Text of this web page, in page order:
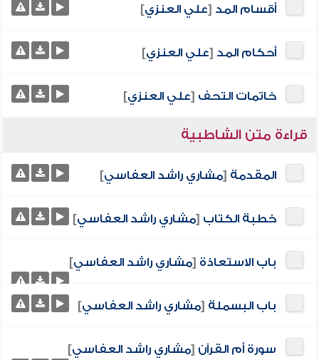
أقسام المد [علي العنزي]
أحكام المد [علي العنزي]
خاتمات التحف [علي العنزي]
قراءة متن الشاطبية
المقدمة [مشاري راشد العفاسي]
خطبة الكتاب [مشاري راشد العفاسي]
باب الاستعاذة [مشاري راشد العفاسي]
باب البسملة [مشاري راشد العفاسي]
سورة أم القرآن [مشاري راشد العفاسي]